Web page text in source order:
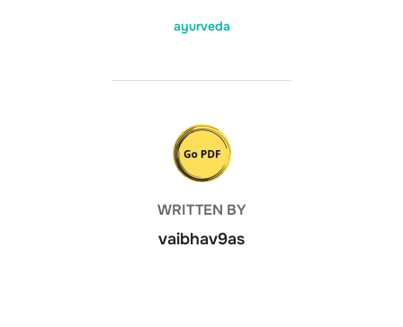
ayurveda
POST AUTHOR
WRITTEN BY
vaibhav9as